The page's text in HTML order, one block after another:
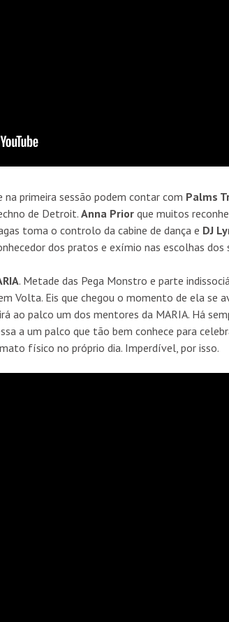
na primeira sessão podem contar com Palms
de Detroit.Anna Prior que muitos
toma o controlo da cabine de dança e DJ
dos pratos e exímio nas escolhas dos
. Metade das Pega Monstro e parte
Volta. Eis que chegou o momento de ela se
ao palco um dos mentores da MARIA. Há
a um palco que tão bem conhece para
físico no próprio dia. Imperdível, por isso.